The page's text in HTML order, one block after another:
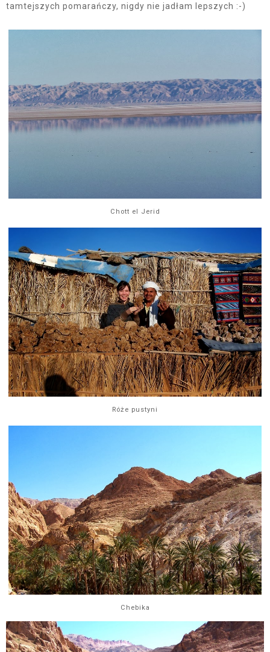
tamtejszych pomarańczy, nigdy nie jadłam lepszych :-)
Chott el Jerid
Róże pustyni
Chebika